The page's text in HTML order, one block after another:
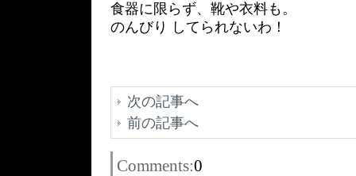
食器に限らず、靴や衣料も。
のんびり してられないわ！
次の記事へ
前の記事へ
Comments:0